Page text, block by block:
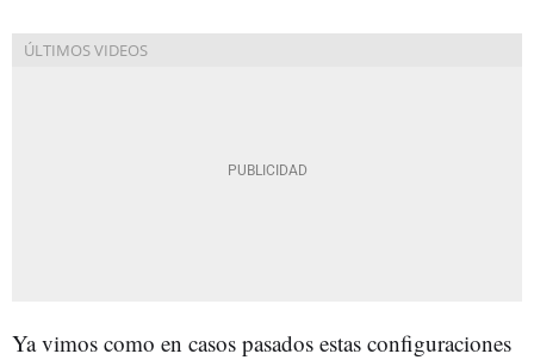
Ya vimos como en casos pasados estas configuraciones